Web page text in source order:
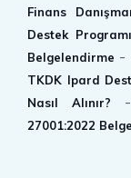
Finans
Destek Programı
Belgelendirme‎ -
TKDK Ipard
Nasıl Alınır?
27001:2022